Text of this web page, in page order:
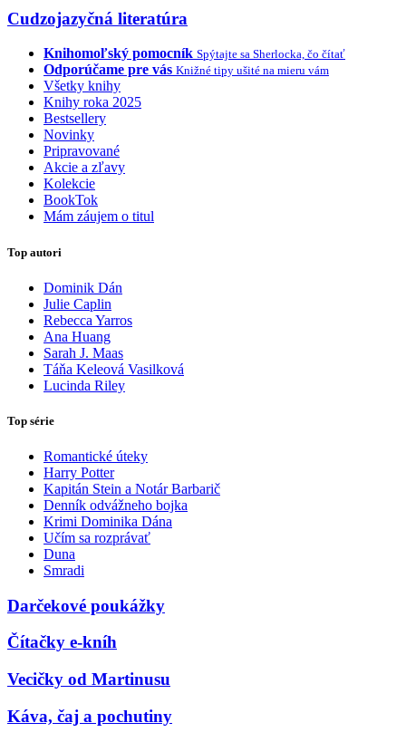
Cudzojazyčná literatúra
Knihomoľský pomocník Spýtajte sa Sherlocka, čo čítať
Odporúčame pre vás Knižné tipy ušité na mieru vám
Všetky knihy
Knihy roka 2025
Bestsellery
Novinky
Pripravované
Akcie a zľavy
Kolekcie
BookTok
Mám záujem o titul
Top autori
Dominik Dán
Julie Caplin
Rebecca Yarros
Ana Huang
Sarah J. Maas
Táňa Keleová Vasilková
Lucinda Riley
Top série
Romantické úteky
Harry Potter
Kapitán Stein a Notár Barbarič
Denník odvážneho bojka
Krimi Dominika Dána
Učím sa rozprávať
Duna
Smradi
Darčekové poukážky
Čítačky e-kníh
Vecičky od Martinusu
Káva, čaj a pochutiny